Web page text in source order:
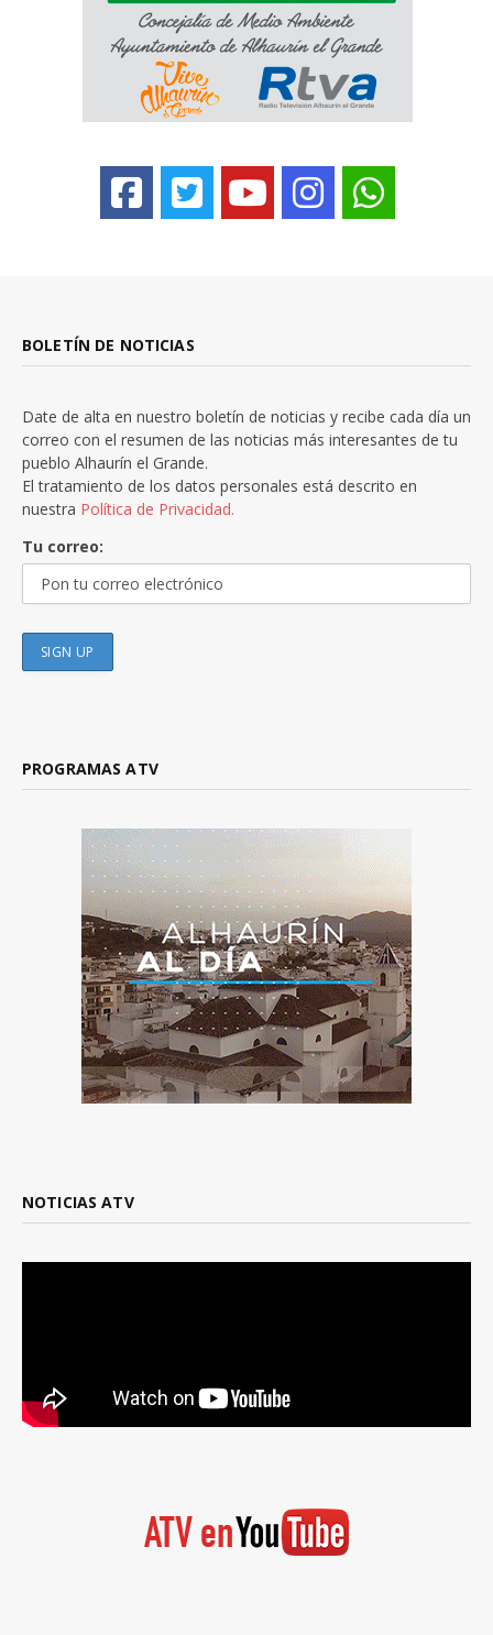
BOLETÍN DE NOTICIAS
Date de alta en nuestro boletín de noticias y recibe cada día un
correo con el resumen de las noticias más interesantes de tu
pueblo Alhaurín el Grande.
El tratamiento de los datos personales está descrito en
nuestra Política de Privacidad.
Tu correo:
PROGRAMAS ATV
NOTICIAS ATV